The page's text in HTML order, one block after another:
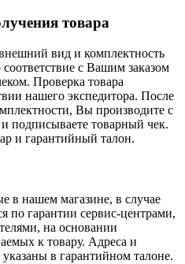
товара
вид и комплектность
с Вашим заказом
Проверка товара
нашего экспедитора. После
Вы производите с
подписываете товарный чек.
и гарантийный талон.
в нашем магазине, в случае
по гарантии сервис-центрами,
на основании
к товару. Адреса и
в гарантийном талоне.